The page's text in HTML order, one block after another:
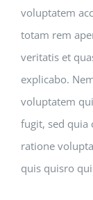
voluptatem
totam rem
veritatis et
explicabo.
voluptatem
fugit, sed quia
ratione
quis quisro